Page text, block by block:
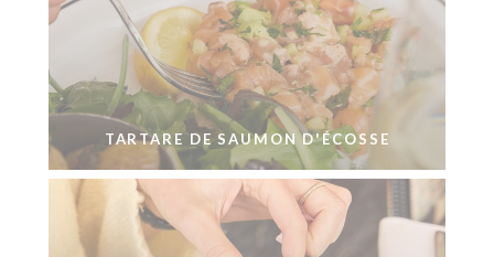
TARTARE DE SAUMON D'ÉCOSSE